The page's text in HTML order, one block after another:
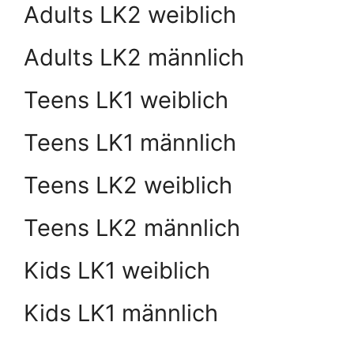
Adults LK2 weiblich
Adults LK2 männlich
Teens LK1 weiblich
Teens LK1 männlich
Teens LK2 weiblich
Teens LK2 männlich
Kids LK1 weiblich
Kids LK1 männlich